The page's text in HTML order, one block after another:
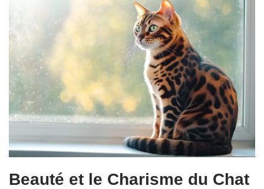
Beauté et le Charisme du Chat